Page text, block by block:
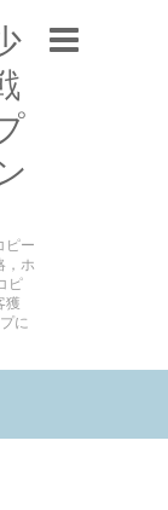
ピー
，ホ
ピ
獲
に